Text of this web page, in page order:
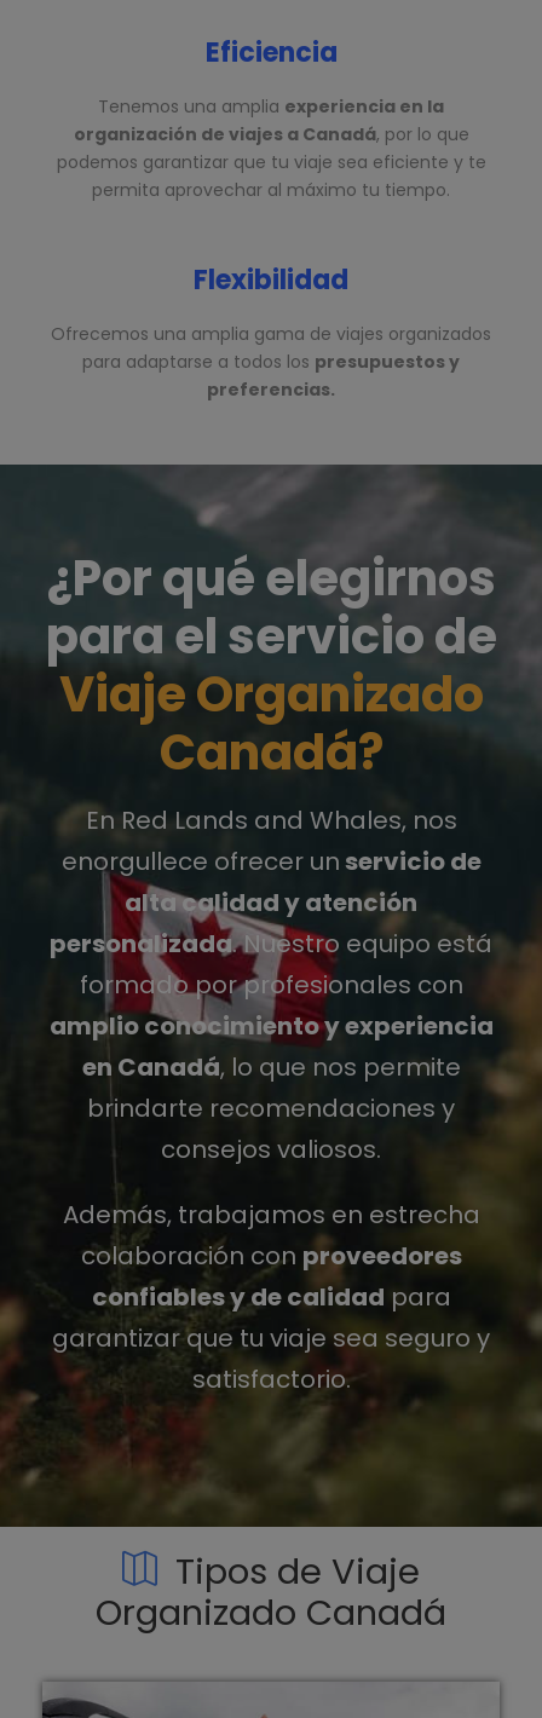
Eficiencia
Tenemos una amplia experiencia en la
organización de viajes a Canadá, por lo que
podemos garantizar que tu viaje sea eficiente y te
permita aprovechar al máximo tu tiempo.
Flexibilidad
Ofrecemos una amplia gama de viajes organizados
para adaptarse a todos los presupuestos y
preferencias.
¿Por qué elegirnos
para el servicio de
Viaje Organizado
Canadá?
En Red Lands and Whales, nos
enorgullece ofrecer unservicio de
alta calidad y atención
personalizada. Nuestro equipo está
formado por profesionales con
amplio conocimiento y experiencia
en Canadá, lo que nos permite
brindarte recomendaciones y
consejos valiosos.
Además, trabajamos en estrecha
colaboración con proveedores
confiables y de calidad para
garantizar que tu viaje sea seguro y
satisfactorio.
Tipos de Viaje
Organizado Canadá